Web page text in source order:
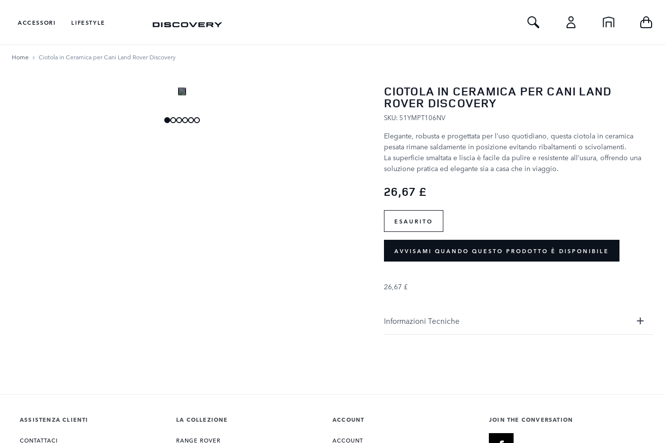
ACCESSORI
LIFESTYLE Toggle Search
Home Ciotola in Ceramica per Cani Land Rover Discovery
CIOTOLA IN CERAMICA PER CANI LAND
ROVER DISCOVERY
SKU: 51YMPT106NV
Elegante, robusta e progettata per l’uso quotidiano, questa ciotola in ceramica
pesata rimane saldamente in posizione evitando ribaltamenti o scivolamenti.
La superficie smaltata e liscia è facile da pulire e resistente all’usura, offrendo una
soluzione pratica ed elegante sia a casa che in viaggio.
26,67 £
ESAURITO
AVVISAMI QUANDO QUESTO PRODOTTO È DISPONIBILE
26,67 £
Informazioni Tecniche
ASSISTENZA CLIENTI
CONTATTACI
LA COLLEZIONE
RANGE ROVER
ACCOUNT
ACCOUNT
JOIN THE CONVERSATION